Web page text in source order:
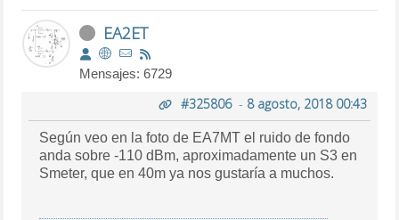
EA2ET
Mensajes: 6729
#325806- 8 agosto, 2018 00:43
Según veo en la foto de EA7MT el ruido de fondo
anda sobre -110 dBm, aproximadamente un S3 en
Smeter, que en 40m ya nos gustaría a muchos.